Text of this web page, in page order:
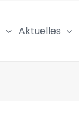
Aktuelles